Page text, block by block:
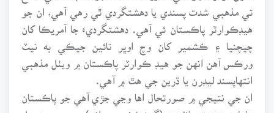
تي مذهبي شدت پسندي يا دهشتگردي ٿي رهي آهي، ان جو
هيڊڪوارٽر پاڪستان ئي آهي. دهشتگرديءَ جا آمريڪا کان
چيچنيا ۽ ڪشمير کان وچ اوڀر تائين جيڪي به نيٽ
ورڪس آهن انهن جو هيڊ ڪوارٽر پاڪستان ۾ ويٺل مذهبي
انتهاپسند ليڊرن يا ڌرين جي هٿ ۾ آهي.
ان جي نتيجي ۾ صورتحال اها وڃي جڙي آهي جو پاڪستان
multi prong crisis (گهڻ رُخي بحرانن) جي ور چڙهيل